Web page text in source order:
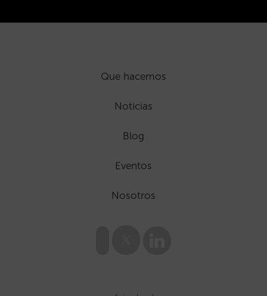
Que hacemos
Noticias
Blog
Eventos
Nosotros